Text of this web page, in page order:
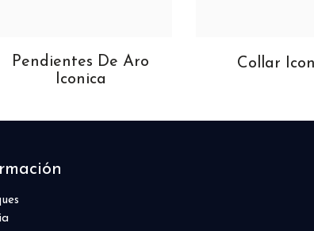
Pendientes De Aro
Iconica
Collar